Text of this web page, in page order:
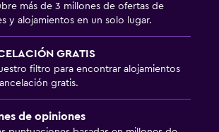
más de 3 millones de ofertas de
y alojamientos en un solo lugar.
GRATIS
filtro para encontrar alojamientos
gratis.
de opiniones